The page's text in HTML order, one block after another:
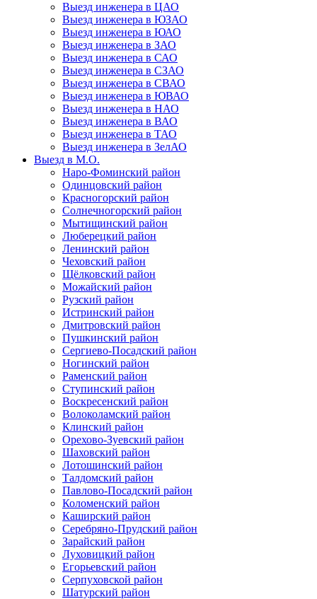
Выезд инженера в ЦАО
Выезд инженера в ЮЗАО
Выезд инженера в ЮАО
Выезд инженера в ЗАО
Выезд инженера в САО
Выезд инженера в СЗАО
Выезд инженера в СВАО
Выезд инженера в ЮВАО
Выезд инженера в НАО
Выезд инженера в ВАО
Выезд инженера в ТАО
Выезд инженера в ЗелАО
Выезд в М.О.
Наро-Фоминский район
Одинцовский район
Красногорский район
Солнечногорский район
Мытищинский район
Люберецкий район
Ленинский район
Чеховский район
Щёлковский район
Можайский район
Рузский район
Истринский район
Дмитровский район
Пушкинский район
Сергиево-Посадский район
Ногинский район
Раменский район
Ступинский район
Воскресенский район
Волоколамский район
Клинский район
Орехово-Зуевский район
Шаховский район
Лотошинский район
Талдомский район
Павлово-Посадский район
Коломенский район
Каширский район
Серебряно-Прудский район
Зарайский район
Луховицкий район
Егорьевский район
Серпуховской район
Шатурский район